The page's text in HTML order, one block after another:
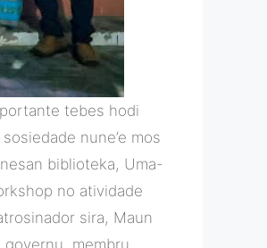
tebes hodi
nune’e mos
biblioteka, Uma-
no atividade
sira, Maun
governu, membru